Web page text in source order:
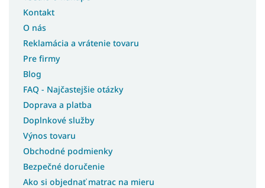
Pohodlné postele
Veľké postele
Vysoké postele s úložným priestorom
Vysoké manželské postele 180x200
Vysoké manželské postele s úložným priestorom
Kontakt
O nás
Reklamácia a vrátenie tovaru
Pre firmy
Blog
FAQ - Najčastejšie otázky
Doprava a platba
Doplnkové služby
Výnos tovaru
Obchodné podmienky
Bezpečné doručenie
Ako si objednať matrac na mieru